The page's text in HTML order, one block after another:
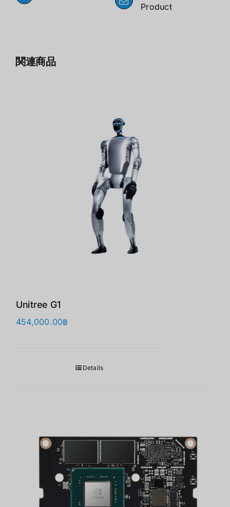
Product
関連商品
Unitree G1
454,000.00฿
Details